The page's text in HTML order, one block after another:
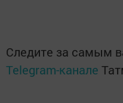
Следите за самым
Telegram-канале